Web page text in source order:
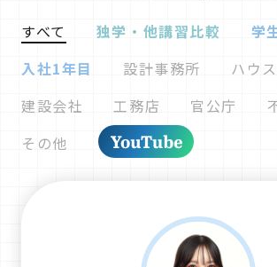
すべて 独学・他講習比較
学
入社1年目
設計事務所
ハウ
建設会社
工務店 官公庁
その他